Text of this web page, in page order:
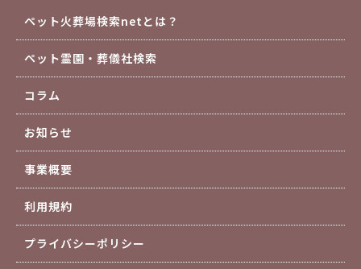
ペット火葬場検索netとは？
ペット霊園・葬儀社検索
コラム
お知らせ
事業概要
利用規約
プライバシーポリシー